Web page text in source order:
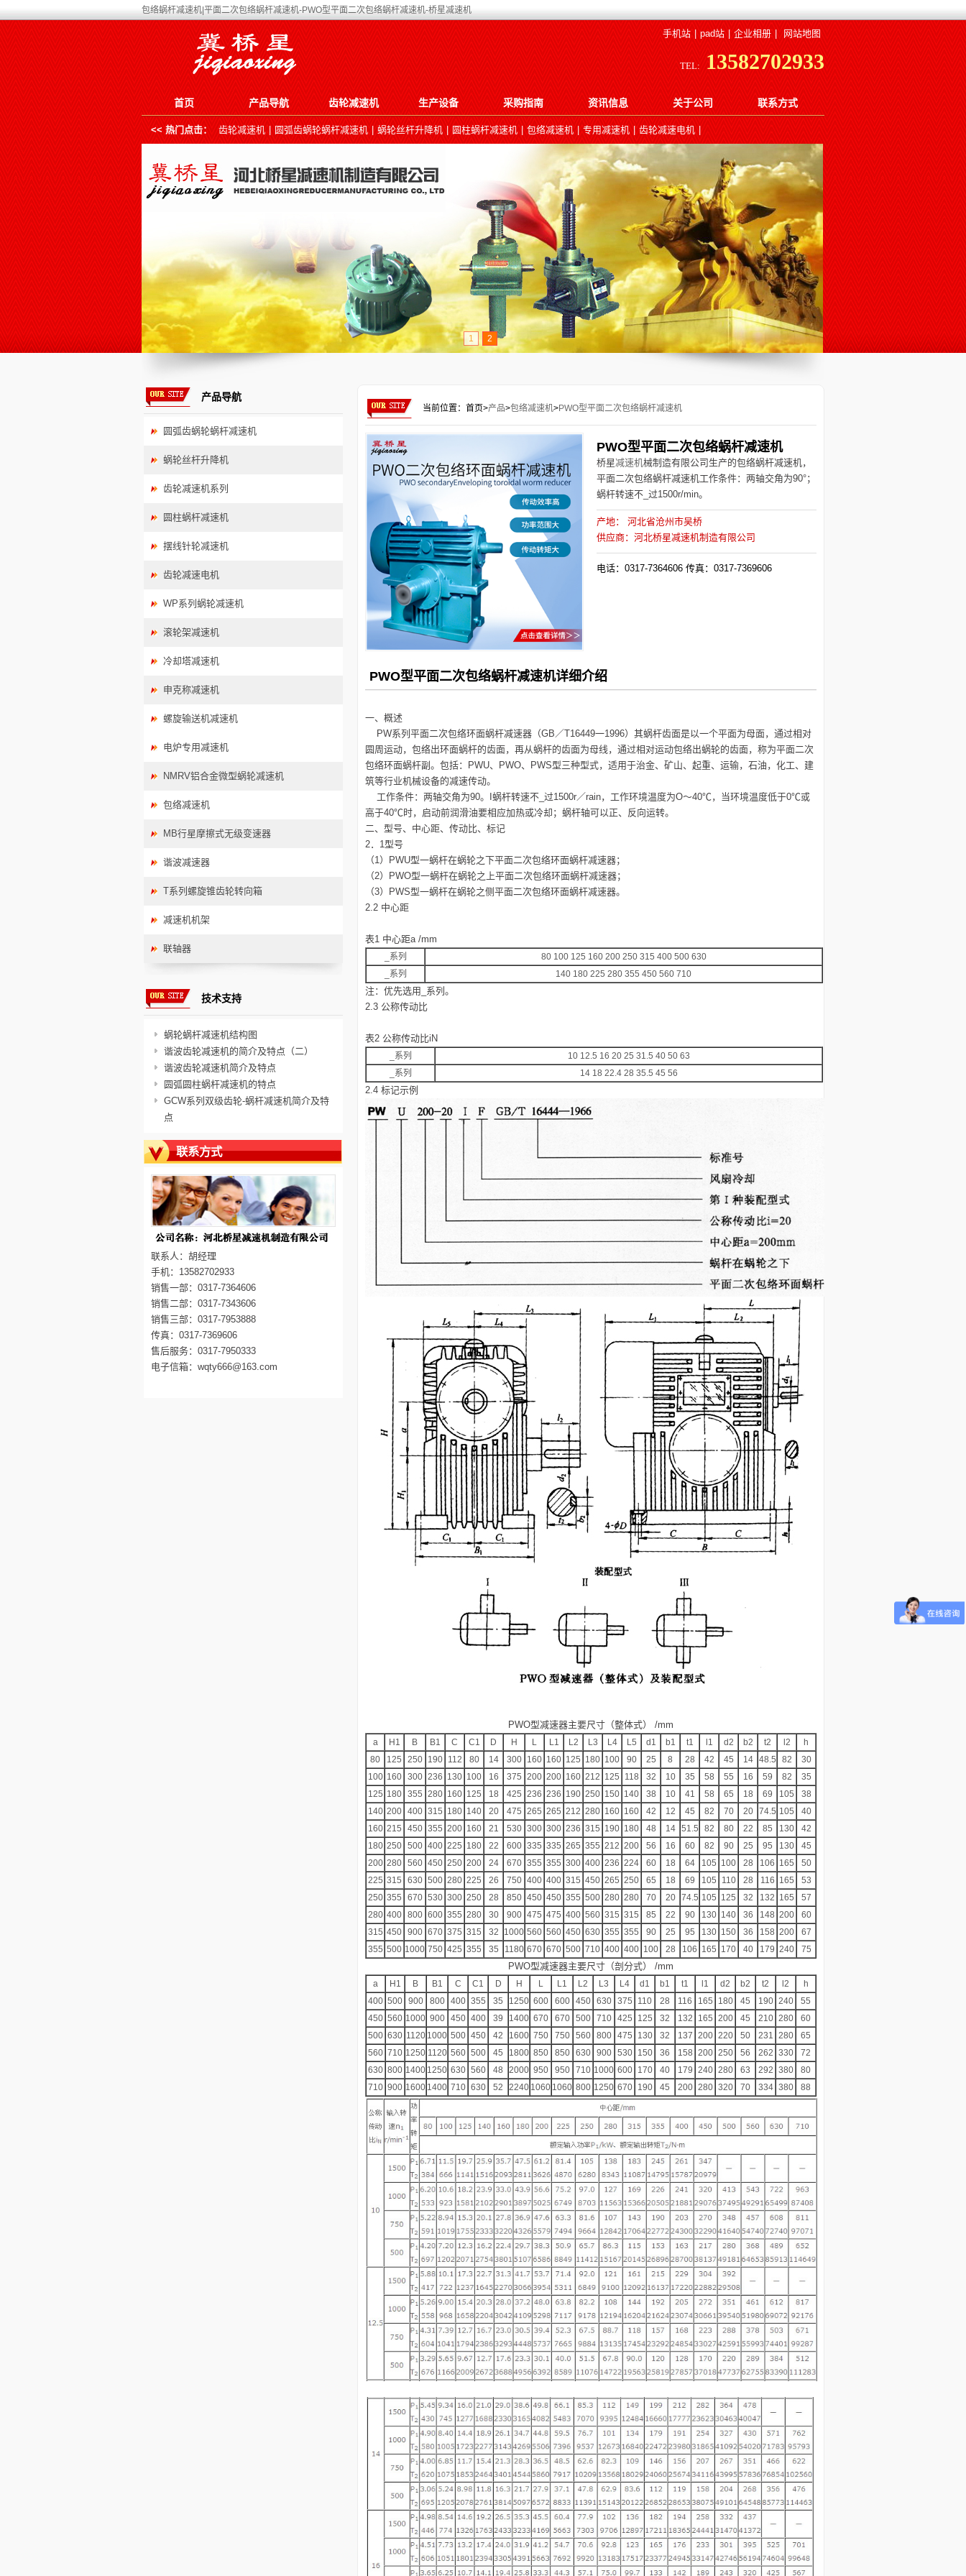
包络蜗杆减速机|平面二次包络蜗杆减速机-PWO型平面二次包络蜗杆减速机-桥星减速机
手机站 | pad站 企业相册 | 网站地图
TEL:13582702933
首页 产品导航 齿轮减速机 生产设备 采购指南 资讯信息 关于公司 联系方式
<< 热门点击： 齿轮减速机 | 圆弧齿蜗轮蜗杆减速机 | 蜗轮丝杆升降机 | 圆柱蜗杆减速机 | 包络减速机 | 专用减速机 | 齿轮减速电机 |
1 2
当前位置： 首页>产品>包络减速机>PWO型平面二次包络蜗杆减速机
PWO型平面二次包络蜗杆减速机
桥星减速机械制造有限公司生产的包络蜗杆减速机，
平面二次包络蜗杆减速机工作条件：两轴交角为90°；
蜗杆转速不_过1500r/min。
产地： 河北省沧州市吴桥
供应商：河北桥星减速机制造有限公司
电话：0317-7364606 传真：0317-7369606
PWO型平面二次包络蜗杆减速机详细介绍
一、概述
PW系列平面二次包络环面蜗杆减速器（GB／T16449一1996）其蜗杆齿面是以一个平面为母面，通过相对
圆周运动，包络出环面蜗杆的齿面，再从蜗杆的齿面为母线，通过相对运动包络出蜗轮的齿面，称为平面二次
包络环面蜗杆副。包括：PWU、PWO、PWS型三种型式，适用于治金、矿山、起重、运输，石油，化工、建
筑等行业机械设备的减速传动。
工作条件：两轴交角为90。I蜗杆转速不_过1500r／rain，工作环境温度为O～40℃，当环境温度低于0℃或
高于40℃时，启动前润滑油要相应加热或冷却；蜗杆轴可以正、反向运转。
二、型号、中心距、传动比、标记
2．1型号
（1）PWU型一蜗杆在蜗轮之下平面二次包络环面蜗杆减速器；
（2）PWO型一蜗杆在蜗轮之上平面二次包络环面蜗杆减速器；
（3）PWS型一蜗杆在蜗轮之侧平面二次包络环面蜗杆减速器。
2.2 中心距
表1 中心距a /mm
_系列
80 100 125 160 200 250 315 400 500 630
_系列
140 180 225 280 355 450 560 710
注：优先选用_系列。
2.3 公称传动比
表2 公称传动比iN
_系列
10 12.5 16 20 25 31.5 40 50 63
_系列
14 18 22.4 28 35.5 45 56
2.4 标记示例
PWO型减速器主要尺寸（整体式） /mm
a H1 B B1 C C1 D H L L1 L2 L3 L4 L5 d­1 b­1 t1 l1 d2 b2 t2 l2
h
80
125 250 190 112 80 14 300 160 160 125 180 100 90 25 8 28 42 45 14 48.5 82
30
100 160 300 236 130 100 16 375 200 200 160 212 125 118 32 10 35 58 55 16 59 82
35
125 180 355 280 160 125 18 425 236 236 190 250 150 140 38 10 41 58 65 18 69 105
38
140 200 400 315 180 140 20 475 265 265 212 280 160 160 42 12 45 82 70 20 74.5 105
40
160 215 450 355 200 160 21 530 300 300 236 315 190 180 48 14 51.5 82 80 22 85 130
42
180 250 500 400 225 180 22 600 335 335 265 355 212 200 56 16 60 82 90 25 95 130
45
200 280 560 450 250 200 24 670 355 355 300 400 236 224 60 18 64 105 100 28 106 165
50
225 315 630 500 280 225 26 750 400 400 315 450 265 250 65 18 69 105 110 28 116 165
53
250 355 670 530 300 250 28 850 450 450 355 500 280 280 70 20 74.5 105 125 32 132 165
57
280 400 800 600 355 280 30 900 475 475 400 560 315 315 85 22 90 130 140 36 148 200
60
315 450 900 670 375 315 32 1000 560 560 450 630 355 355 90 25 95 130 150 36 158 200
67
355 500 1000 750 425 355 35 1180 670 670 500 710 400 400 100 28 106 165 170 40 179 240 75
PWO型减速器主要尺寸（剖分式） /mm
a H1 B B1 C C1 D H L L1 L2 L3 L4 d­1 b­1 t1 l1 d2 b2 t2 l2
h
400 500 900 800 400 355 35 1250 600 600 450 630 375 110 28 116 165 180 45 190 240
55
450 560 1000 900 450 400 39 1400 670 670 500 710 425 125 32 132 165 200 45 210 280
60
500 630 1120 1000 500 450 42 1600 750 750 560 800 475 130 32 137 200 220 50 231 280
65
560 710 1250 1120 560 500 45 1800 850 850 630 900 530 150 36 158 200 250 56 262 330
72
630 800 1400 1250 630 560 48 2000 950 950 710 1000 600 170 40 179 240 280 63 292 380
80
710 900 1600 1400 710 630 52 2240 1060 1060 800 1250 670 190 45 200 280 320 70 334 380 88
产品导航
圆弧齿蜗轮蜗杆减速机
蜗轮丝杆升降机
齿轮减速机系列
圆柱蜗杆减速机
摆线针轮减速机
齿轮减速电机
WP系列蜗轮减速机
滚轮架减速机
冷却塔减速机
申克称减速机
螺旋输送机减速机
电炉专用减速机
NMRV铝合金微型蜗轮减速机
包络减速机
MB行星摩擦式无级变速器
谐波减速器
T系列螺旋锥齿轮转向箱
减速机机架
联轴器
技术支持
蜗轮蜗杆减速机结构图
谐波齿轮减速机的简介及特点（二）
谐波齿轮减速机简介及特点
圆弧圆柱蜗杆减速机的特点
GCW系列双级齿轮-蜗杆减速机简介及特
点
联系方式
联系人：胡经理
手机：13582702933
销售一部：0317-7364606
销售二部：0317-7343606
销售三部：0317-7953888
传真：0317-7369606
售后服务：0317-7950333
电子信箱：wqty666@163.com